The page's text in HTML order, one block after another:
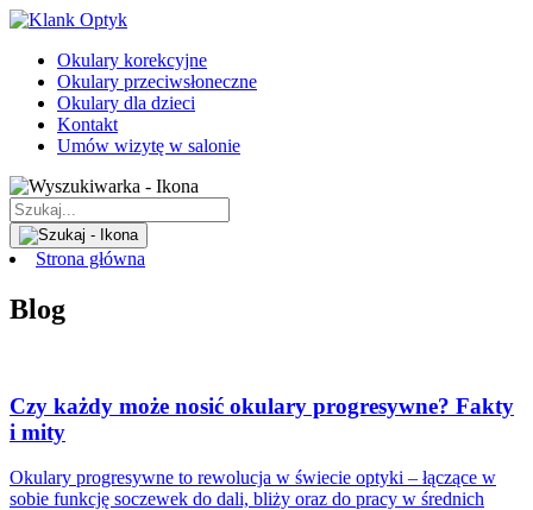
Okulary korekcyjne
Okulary przeciwsłoneczne
Okulary dla dzieci
Kontakt
Umów wizytę w salonie
Strona główna
Blog
Czy każdy może nosić okulary progresywne? Fakty
i mity
Okulary progresywne to rewolucja w świecie optyki – łączące w
sobie funkcję soczewek do dali, bliży oraz do pracy w średnich